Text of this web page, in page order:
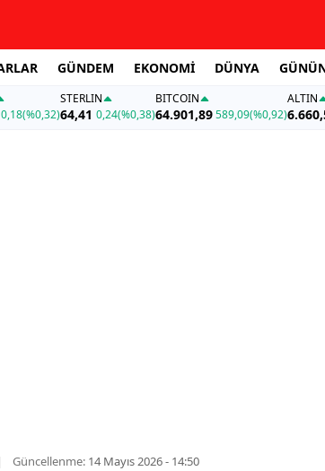
GÜNDEM EKONOMİ DÜNYA
0,18(%0,32)
STERLIN
64,41 0,24(%0,38)
BITCOIN
64.901,89589,09(%0,92)
ALTIN
Güncellenme: 14 Mayıs 2026 - 14:50